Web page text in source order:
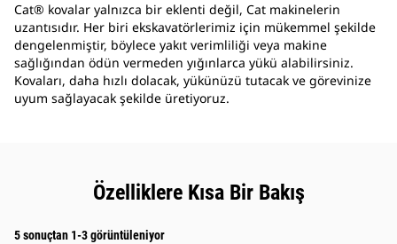
Cat® kovalar yalnızca bir eklenti değil, Cat makinelerin
uzantısıdır. Her biri ekskavatörlerimiz için mükemmel şekilde
dengelenmiştir, böylece yakıt verimliliği veya makine
sağlığından ödün vermeden yığınlarca yükü alabilirsiniz.
Kovaları, daha hızlı dolacak, yükünüzü tutacak ve görevinize
uyum sağlayacak şekilde üretiyoruz.
Özelliklere Kısa Bir Bakış
5 sonuçtan 1-3 görüntüleniyor